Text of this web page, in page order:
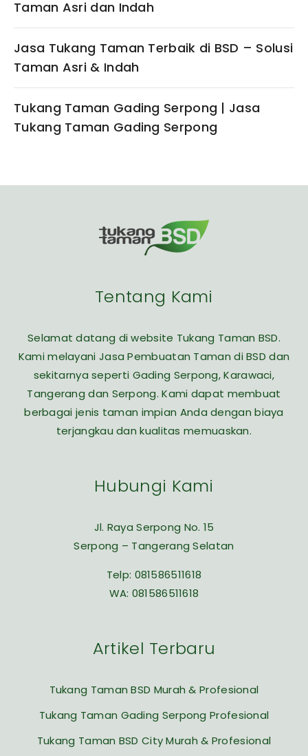
Taman Asri dan Indah
Jasa Tukang Taman Terbaik di BSD – Solusi
Taman Asri & Indah
Tukang Taman Gading Serpong | Jasa
Tukang Taman Gading Serpong
Tentang Kami
Selamat datang di website Tukang Taman BSD.
Kami melayani Jasa Pembuatan Taman di BSD dan
sekitarnya seperti Gading Serpong, Karawaci,
Tangerang dan Serpong. Kami dapat membuat
berbagai jenis taman impian Anda dengan biaya
terjangkau dan kualitas memuaskan.
Hubungi Kami
Jl. Raya Serpong No. 15
Serpong – Tangerang Selatan
Telp: 081586511618
WA: 081586511618
Artikel Terbaru
Tukang Taman BSD Murah & Profesional
Tukang Taman Gading Serpong Profesional
Tukang Taman BSD City Murah & Profesional